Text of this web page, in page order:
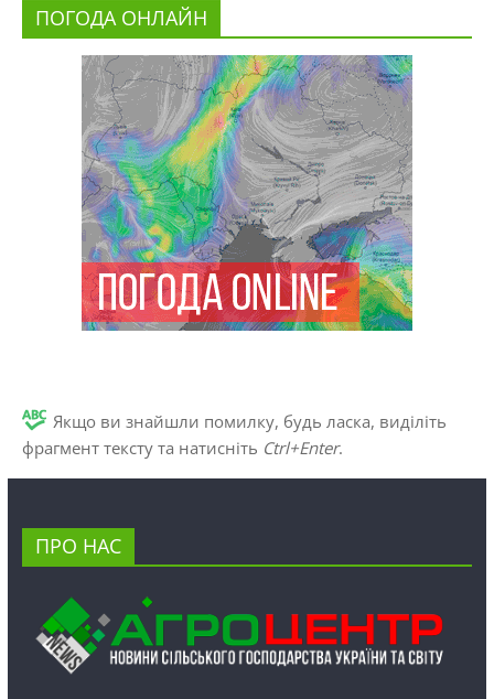
ПОГОДА ОНЛАЙН
Якщо ви знайшли помилку, будь ласка, виділіть
фрагмент тексту та натисніть Ctrl+Enter.
ПРО НАС